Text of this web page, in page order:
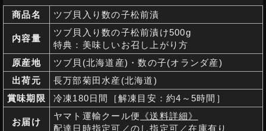
商品名 ツブ貝入り数の子松前漬
内容量
ツブ貝入り数の子松前漬け500g
特典：美味しいお召し上がり方
原産地
ツブ貝(北海道産)・数の子(オランダ産)
出荷元
長万部菊田水産(北海道)
賞味期限
冷凍180日間［解凍目安：約4～5時間］
お届け
ヤマト運輸クール便 《送料詳細》
配達日時指定可／のし指定可／在庫有り